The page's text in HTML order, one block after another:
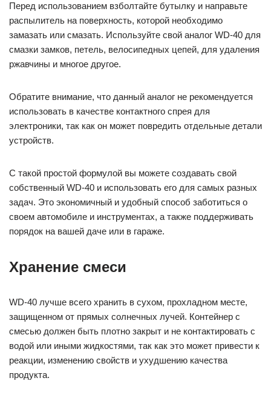
Перед использованием взболтайте бутылку и направьте
распылитель на поверхность, которой необходимо
замазать или смазать. Используйте свой аналог WD-40 для
смазки замков, петель, велосипедных цепей, для удаления
ржавчины и многое другое.
Обратите внимание, что данный аналог не рекомендуется
использовать в качестве контактного спрея для
электроники, так как он может повредить отдельные детали
устройств.
С такой простой формулой вы можете создавать свой
собственный WD-40 и использовать его для самых разных
задач. Это экономичный и удобный способ заботиться о
своем автомобиле и инструментах, а также поддерживать
порядок на вашей даче или в гараже.
Хранение смеси
WD-40 лучше всего хранить в сухом, прохладном месте,
защищенном от прямых солнечных лучей. Контейнер с
смесью должен быть плотно закрыт и не контактировать с
водой или иными жидкостями, так как это может привести к
реакции, изменению свойств и ухудшению качества
продукта.